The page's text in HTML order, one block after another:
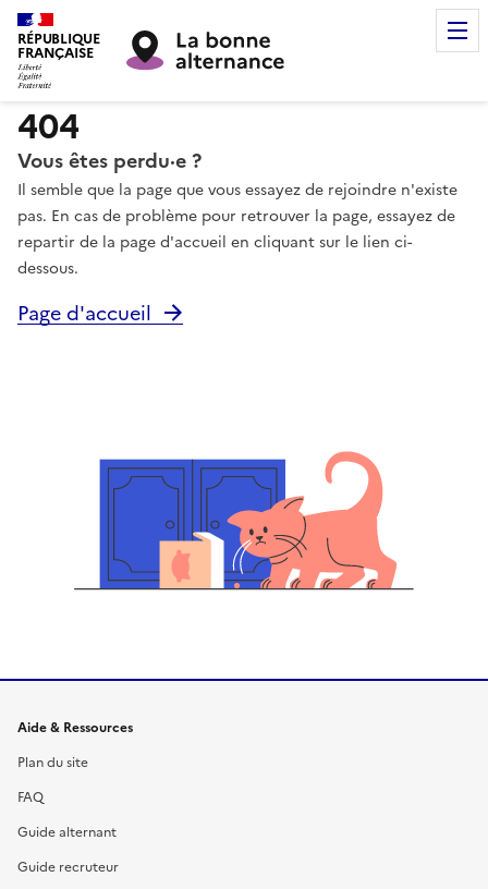
RÉPUBLIQUE
FRANÇAISE
404
Vous êtes perdu·e ?
Il semble que la page que vous essayez de rejoindre n'existe
pas. En cas de problème pour retrouver la page, essayez de
repartir de la page d'accueil en cliquant sur le lien ci-
dessous.
Page d'accueil
Informations et liens du site
Aide & Ressources
Plan du site
FAQ
Guide alternant
Guide recruteur